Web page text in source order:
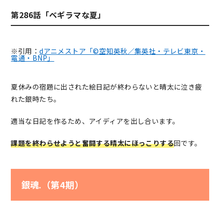
第286話「ベギラマな夏」
※引用：dアニメストア「©空知英秋／集英社・テレビ東京・
電通・BNP」
夏休みの宿題に出された絵日記が終わらないと晴太に泣き疲
れた銀時たち。
適当な日記を作るため、アイディアを出し合います。
課題を終わらせようと奮闘する晴太にほっこりする回です。
銀魂.（第4期）